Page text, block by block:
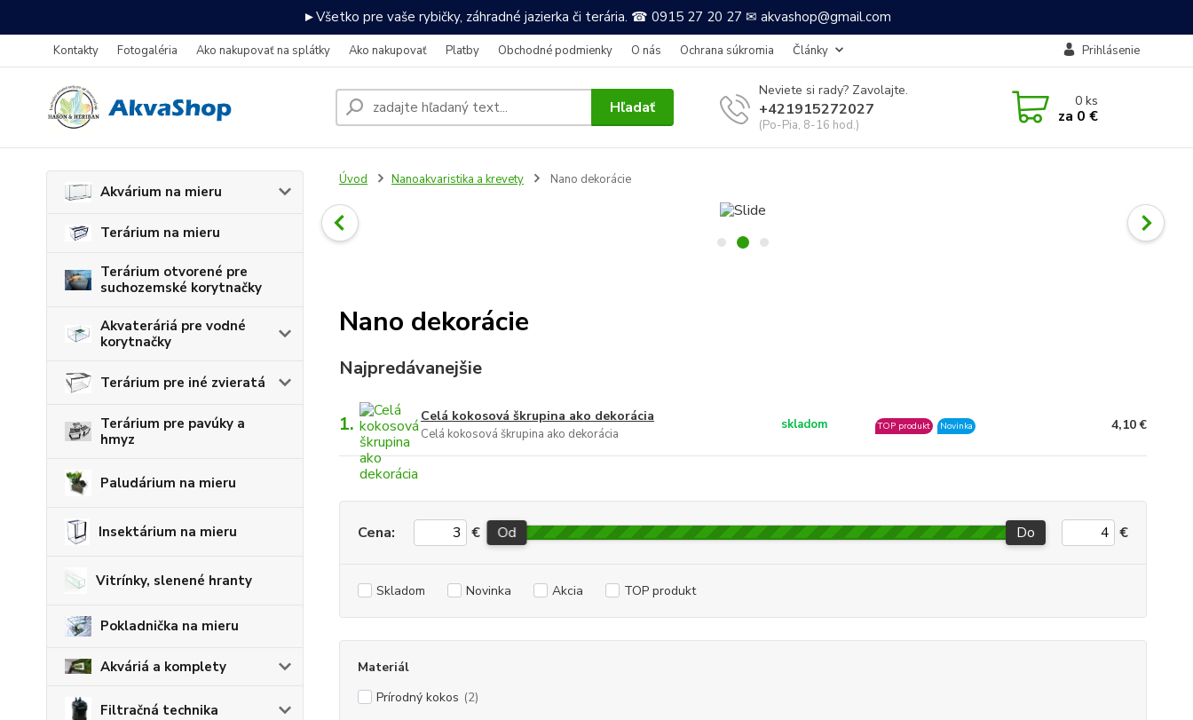
►Všetko pre vaše rybičky, záhradné jazierka či terária. ☎ 0915 27 20 27 ✉ akvashop@gmail.com
Kontakty Fotogaléria Ako nakupovať na splátky Ako nakupovať Platby Obchodné podmienky O nás Ochrana súkromia Články Prihlásenie
Hľadať
Neviete si rady? Zavolajte.
+421915272027
(Po-Pia, 8-16 hod.)
0ks
za 0 €
Akvárium na mieru
Terárium na mieru
Terárium otvorené pre
suchozemské korytnačky
Akvateráriá pre vodné
korytnačky
Terárium pre iné zvieratá
Terárium pre pavúky a
hmyz
Paludárium na mieru
Insektárium na mieru
Vitrínky, slenené hranty
Pokladnička na mieru
Akváriá a komplety
Filtračná technika
Úvod Nanoakvaristika a krevety Nano dekorácie
Nano dekorácie
Najpredávanejšie
1. Celá kokosová škrupina ako dekorácia
Celá kokosová škrupina ako dekorácia
skladom TOP produkt Novinka 4,10 €
Cena: € Od Do €
Skladom Novinka Akcia TOP produkt
Materiál
Prírodný kokos (2)